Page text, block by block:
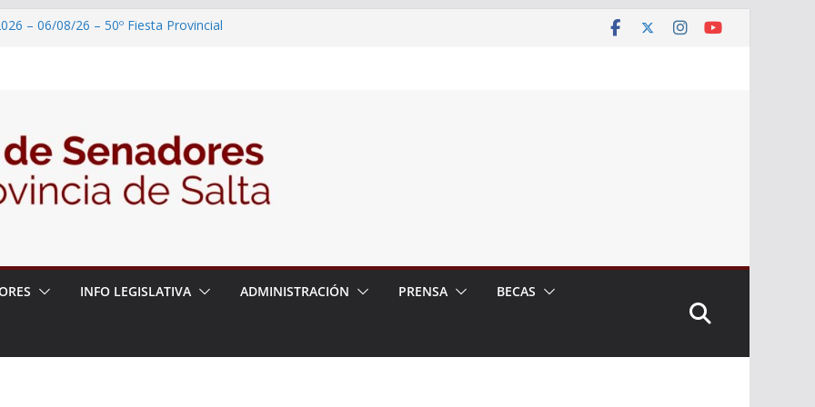
– 06/08/26 – 50º Fiesta Provincial
del Dr. Víctor Alfredo Frías
– 06/08/26 – 82° Edición de la Expo
– 06/08/26 – “Historia y memoria
del pueblo Kolla en el municipio de
INFO LEGISLATIVA ADMINISTRACIÓN PRENSA BECAS